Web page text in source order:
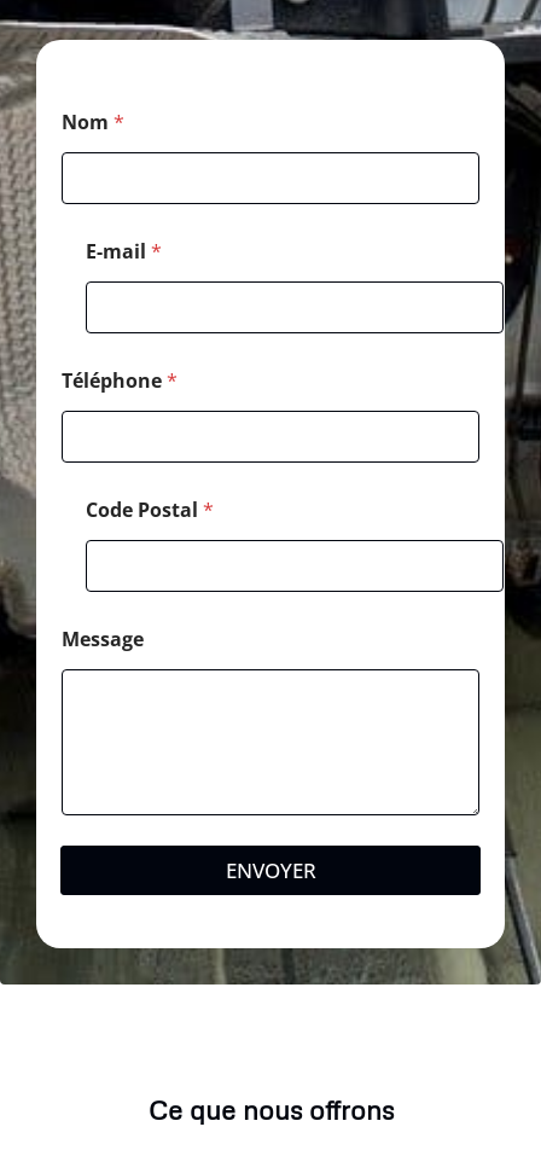
Nom *
E-mail *
Téléphone*
*
C
Code Postal *
Message
ENVOYER
Ce que nous offrons